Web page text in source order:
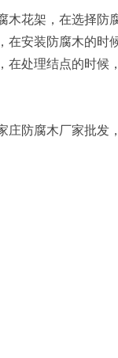
花架，在选择防
安装防腐木的时
处理结点的时候
防腐木厂家批发